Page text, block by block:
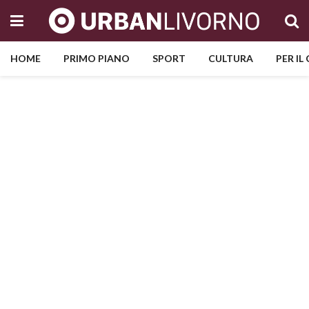
HOME PRIMO PIANO SPORT CULTURA PER